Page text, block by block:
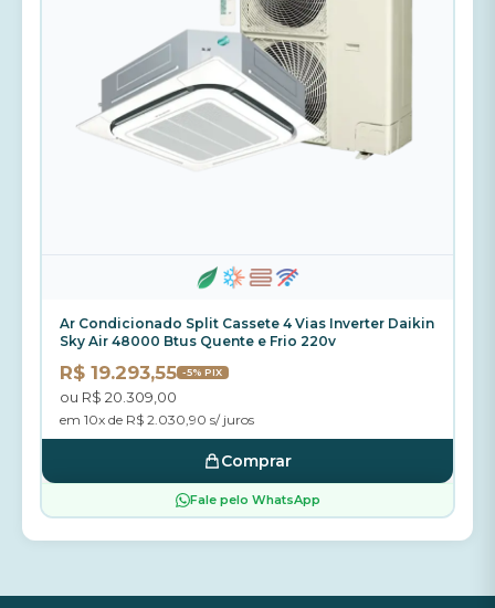
Ar Condicionado Split Cassete 4 Vias Inverter Daikin
Sky Air 48000 Btus Quente e Frio 220v
R$ 19.293,55 -5% PIX
ou R$ 20.309,00
em 10x de R$ 2.030,90 s/ juros
Comprar
Fale pelo WhatsApp